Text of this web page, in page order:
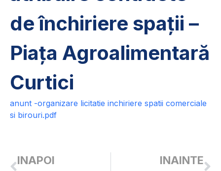
de închiriere spații –
Piața Agroalimentară
Curtici
anunt -organizare licitatie inchiriere spatii comerciale
si birouri.pdf
INAPOI INAINTE